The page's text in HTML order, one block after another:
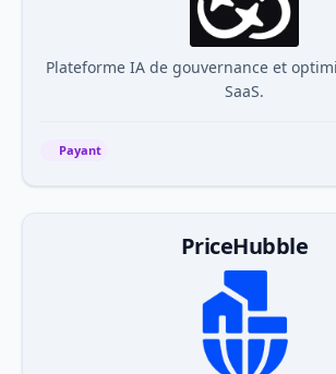
Plateforme IA de gouvernance et
SaaS.
Payant
PriceHubble